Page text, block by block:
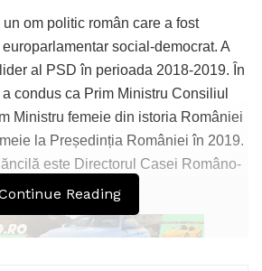
om politic român care a fost
social-democrat. A
al PSD în perioada 2018-2019. În
condus ca Prim Ministru Consiliul
Ministru femeie din istoria României
la Președinția României în 2019.
este Directorul Casei Româno-
Reading